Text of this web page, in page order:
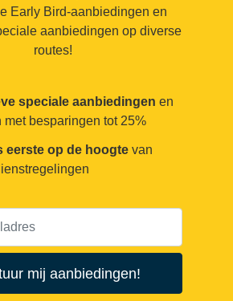
Early Bird-aanbiedingen en
aanbiedingen op diverse
routes!
speciale aanbiedingen en
met besparingen tot 25%
eerste op de hoogte van
mij aanbiedingen!